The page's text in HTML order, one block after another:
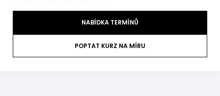
NABÍDKA TERMÍNŮ
POPTAT KURZ NA MÍRU